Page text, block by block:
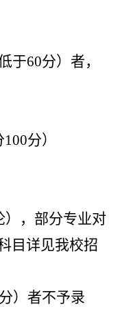
于60分）者，
100分）
），部分专业对
目详见我校招
分）者不予录